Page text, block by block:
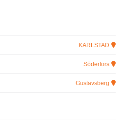
KARLSTAD
Söderfors
Gustavsberg